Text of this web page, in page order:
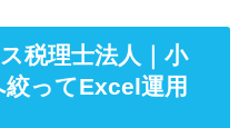
税理士法人｜小
ってExcel運用